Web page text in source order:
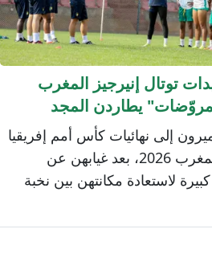
توتال إنيرجيز المغرب
يطاردن المجد
إلى نهائيات كأس أمم إفريقيا
للسيدات توتال إنيرجيز المغرب 2026، بعد غيابهن عن
لاستعادة مكانتهن بين نخبة